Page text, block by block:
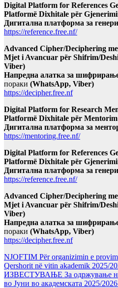
Digital Platform for References
Platformë Dixhitale për
Дигитална платформа за
https://reference.free.nf/
Advanced Cipher/Deciphering
Mjet i Avancuar për Shifrim/
Viber)
Напредна алатка за
пораки (WhatsApp, Viber)
https://decipher.free.nf
Digital Platform for Research
Platformë Dixhitale për
Дигитална платформа за
https://mentoring.free.nf/
Digital Platform for References
Platformë Dixhitale për
Дигитална платформа за
https://reference.free.nf/
Advanced Cipher/Deciphering
Mjet i Avancuar për Shifrim/
Viber)
Напредна алатка за
пораки (WhatsApp, Viber)
https://decipher.free.nf
NJOFTIM Për organizimin e
Qershorit në vitin akademik 2025/
ИЗВЕСТУВАЊЕ За одржување на
во Јуни во академската 2025/